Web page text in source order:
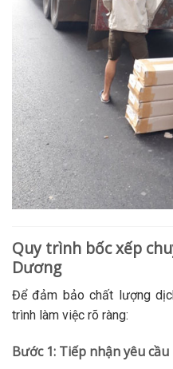
Quy trình bốc xếp
Dương
Để đảm bảo chất lượng
trình làm việc rõ ràng:
Bước 1: Tiếp nhận yêu cầu